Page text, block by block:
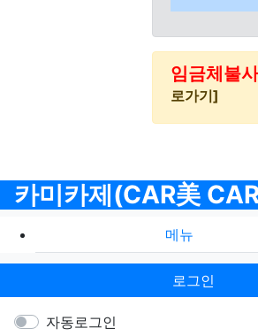
임금체불
로가기]
카미카제(CAR美
메뉴
로그인
자동로그인